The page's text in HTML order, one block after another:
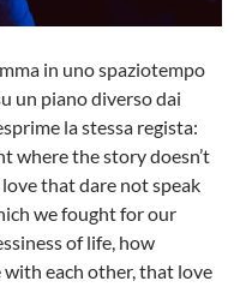
in uno spaziotempo
un piano diverso dai
la stessa regista:
where the story doesn’t
that dare not speak
we fought for our
of life, how
each other, that love